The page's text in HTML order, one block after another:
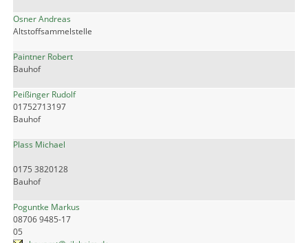
Osner Andreas
Altstoffsammelstelle
Paintner Robert
Bauhof
Peißinger Rudolf
01752713197
Bauhof
Plass Michael
0175 3820128
Bauhof
Poguntke Markus
08706 9485-17
05